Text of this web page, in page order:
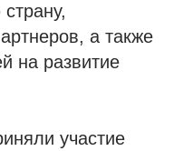
а также
на развитие
участие